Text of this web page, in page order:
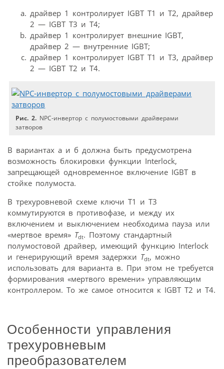
драйвер 1 контролирует IGBT T1 и T2, драйвер
2 — IGBT T3 и T4;
драйвер 1 контролирует внешние IGBT,
драйвер 2 — внутренние IGBT;
драйвер 1 контролирует IGBT T1 и T3, драйвер
2 — IGBT T2 и T4.
Рис. 2. NPC-инвертор с полумостовыми драйверами
затворов
В вариантах a и б должна быть предусмотрена
возможность блокировки функции Interlock,
запрещающей одновременное включение IGBT в
стойке полумоста.
В трехуровневой схеме ключи T1 и T3
коммутируются в противофазе, и между их
включением и выключением необходима пауза или
«мертвое время» Tdt. Поэтому стандартный
полумостовой драйвер, имеющий функцию Interlock
и генерирующий время задержки Tdt, можно
использовать для варианта в. При этом не требуется
формирования «мертвого времени» управляющим
контроллером. То же самое относится к IGBT T2 и T4.
Особенности управления
трехуровневым
преобразователем